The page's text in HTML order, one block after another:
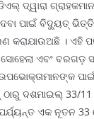
ଦ୍ୱାରା
ପାଇଁ ବିଦ୍ୟୁତ୍
କରାଯାଉଅଛି । ଏହି
ଏବଂ
ଦଶମାଇଲ୍ 33/
ଏକ ନୂତନ 33